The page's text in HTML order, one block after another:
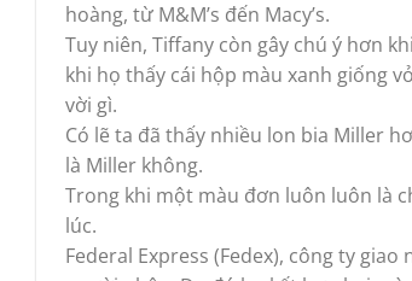
hoàng, từ M&M’s đến Macy’s.
Tuy niên, Tiffany còn gây chú ý hơn
khi họ thấy cái hộp màu xanh giống
vời gì.
Có lẽ ta đã thấy nhiều lon bia Miller
là Miller không.
Trong khi một màu đơn luôn luôn là
lúc.
Federal Express (Fedex), công ty